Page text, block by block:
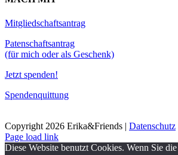
Mitgliedschaftsantrag
Patenschaftsantrag
(für mich oder als Geschenk)
Jetzt spenden!
Spendenquittung
Copyright 2026 Erika&Friends | Datenschutz
Page load link
Diese Website benutzt Cookies. Wenn Sie